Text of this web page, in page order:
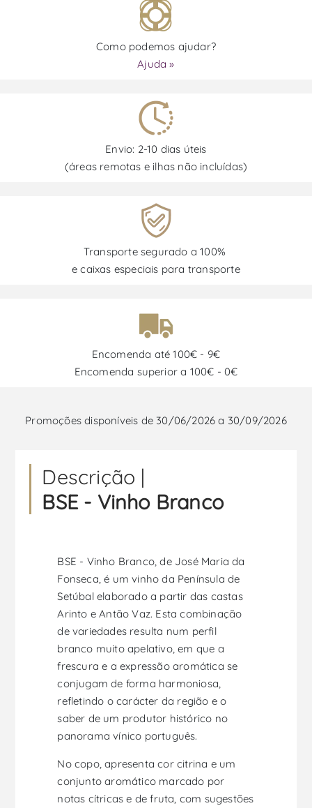
Como podemos ajudar?
Ajuda »
Envio: 2-10 dias úteis
(áreas remotas e ilhas não incluídas)
Transporte segurado a 100%
e caixas especiais para transporte
Encomenda até 100€ - 9€
Encomenda superior a 100€ - 0€
Promoções disponíveis de 30/06/2026 a 30/09/2026
Descrição |
BSE - Vinho Branco
BSE - Vinho Branco, de José Maria da
Fonseca, é um vinho da Península de
Setúbal elaborado a partir das castas
Arinto e Antão Vaz. Esta combinação
de variedades resulta num perfil
branco muito apelativo, em que a
frescura e a expressão aromática se
conjugam de forma harmoniosa,
refletindo o carácter da região e o
saber de um produtor histórico no
panorama vínico português.
No copo, apresenta cor citrina e um
conjunto aromático marcado por
notas cítricas e de fruta, com sugestões